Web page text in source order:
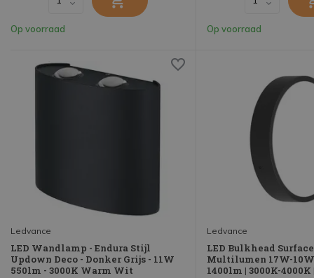
Op voorraad Op voorraad
Ledvance
LED Wandlamp - Endura Stijl
Updown Deco - Donker Grijs - 11W
550lm - 3000K Warm Wit
Ledvance
LED Bulkhead
Multilumen 17W-
1400lm | 3000K-4000K